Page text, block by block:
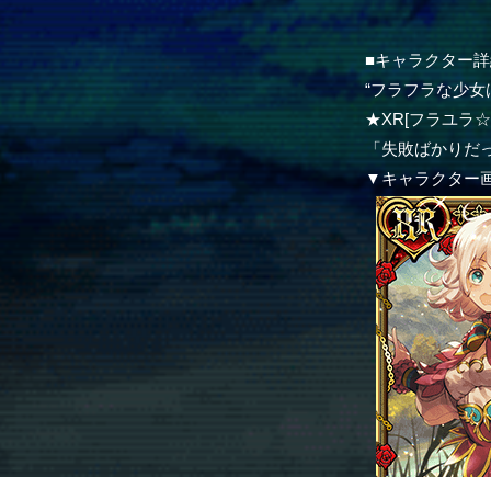
■キャラクター
“フラフラな少
★XR[フラユラ☆
「失敗ばかり
▼キャラクター